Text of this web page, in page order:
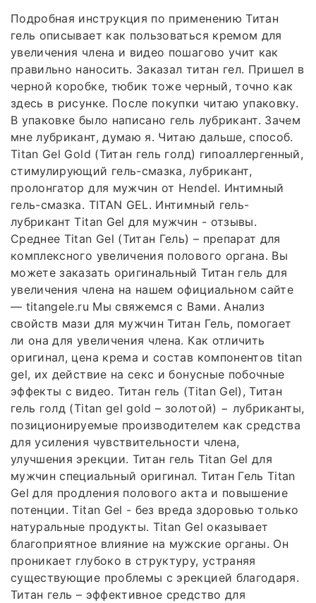
Подробная инструкция по применению Титан
гель описывает как пользоваться кремом для
увеличения члена и видео пошагово учит как
правильно наносить. Заказал титан гел. Пришел в
черной коробке, тюбик тоже черный, точно как
здесь в рисунке. После покупки читаю упаковку.
В упаковке было написано гель лубрикант. Зачем
мне лубрикант, думаю я. Читаю дальше, способ.
Titan Gel Gold (Титан гель голд) гипоаллергенный,
стимулирующий гель-смазка, лубрикант,
пролонгатор для мужчин от Hendel. Интимный
гель-смазка. TITAN GEL. Интимный гель-
лубрикант Titan Gel для мужчин - отзывы.
Среднее Titan Gel (Титан Гель) – препарат для
комплексного увеличения полового органа. Вы
можете заказать оригинальный Титан гель для
увеличения члена на нашем официальном сайте
— titangele.ru Мы свяжемся с Вами. Анализ
свойств мази для мужчин Титан Гель, помогает
ли она для увеличения члена. Как отличить
оригинал, цена крема и состав компонентов titan
gel, их действие на секс и бонусные побочные
эффекты с видео. Титан гель (Titan Gel), Титан
гель голд (Titan gel gold – золотой) − лубриканты,
позиционируемые производителем как средства
для усиления чувствительности члена,
улучшения эрекции. Титан гель Titan Gel для
мужчин специальный оригинал. Титан Гель Titan
Gel для продления полового акта и повышение
потенции. Titan Gel - без вреда здоровью только
натуральные продукты. Titan Gel оказывает
благоприятное влияние на мужские органы. Он
проникает глубоко в структуру, устраняя
существующие проблемы с эрекцией благодаря.
Титан гель – эффективное средство для